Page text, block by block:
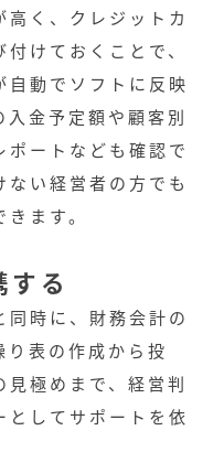
く、クレジットカ
けておくことで、
自動でソフトに反映
金予定額や顧客別
ートなども確認で
い経営者の方でも
ます。
する
時に、財務会計の
表の作成から投
極めまで、経営判
としてサポートを依